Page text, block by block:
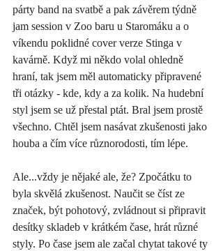
párty band na svatbě a pak závěrem týdně
jam session v Zoo baru u Staromáku a o
víkendu poklidné cover verze Stinga v
kavárně. Když mi někdo volal ohledně
hraní, tak jsem měl automaticky připravené
tři otázky - kde, kdy a za kolik. Na hudební
styl jsem se už přestal ptát. Bral jsem prostě
všechno. Chtěl jsem nasávat zkušenosti jako
houba a čím více různorodosti, tím lépe.
Ale...vždy je nějaké ale, že? Zpočátku to
byla skvělá zkušenost. Naučit se číst ze
značek, být pohotový, zvládnout si připravit
desítky skladeb v krátkém čase, hrát různé
styly. Po čase jsem ale začal chytat takové ty